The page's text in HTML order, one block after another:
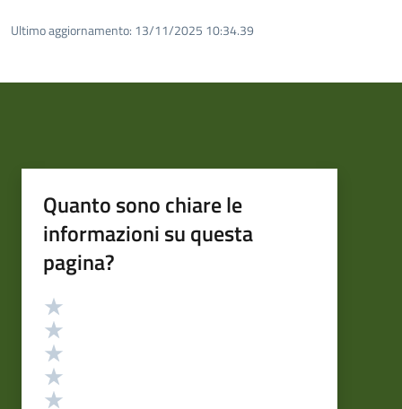
Ultimo aggiornamento: 13/11/2025 10:34.39
Quanto sono chiare le
informazioni su questa
pagina?
Valutazione